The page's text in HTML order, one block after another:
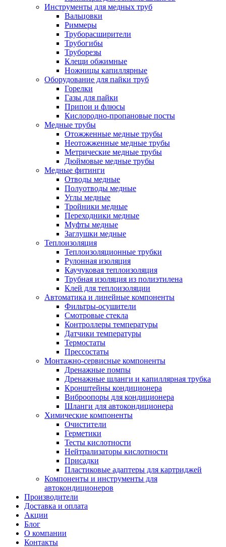
Инструменты для медных труб
Вальцовки
Риммеры
Труборасширители
Трубогибы
Труборезы
Клещи обжимные
Ножницы капиллярные
Оборудование для пайки труб
Горелки
Газы для пайки
Припои и флюсы
Кислородно-пропановые посты
Медные трубы
Отожженные медные трубы
Неотожженные медные трубы
Метрические медные трубы
Дюймовые медные трубы
Медные фитинги
Отводы медные
Полуотводы медные
Углы медные
Тройники медные
Переходники медные
Муфты медные
Заглушки медные
Теплоизоляция
Теплоизоляционные трубки
Рулонная изоляция
Каучуковая теплоизоляция
Трубная изоляция из полиэтилена
Клей для теплоизоляции
Автоматика и линейные компоненты
Фильтры-осушители
Смотровые стекла
Контроллеры температуры
Датчики температуры
Термостаты
Прессостаты
Монтажно‑сервисные компоненты
Дренажные помпы
Дренажные шланги и капиллярная трубка
Кронштейны кондиционера
Виброопоры для кондиционера
Шланги для автокондиционера
Химические компоненты
Очистители
Герметики
Тесты кислотности
Нейтрализаторы кислотности
Присадки
Пластиковые адаптеры для картриджей
Компоненты и инструменты для
автокондиционеров
Производители
Доставка и оплата
Акции
Блог
О компании
Контакты